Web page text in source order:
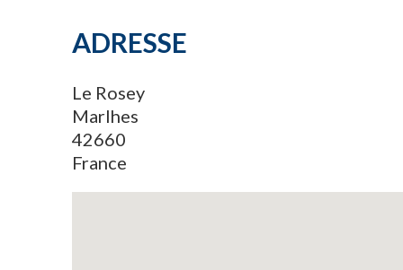
ADRESSE
Le Rosey
Marlhes
42660
France